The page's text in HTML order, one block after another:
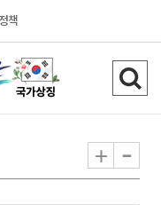
책
검
색
기
+ -